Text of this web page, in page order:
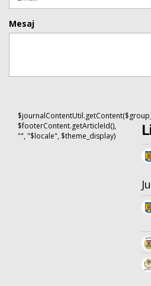
Mesaj
$footerContent.getArticleId(),
"", "$locale", $theme_display)